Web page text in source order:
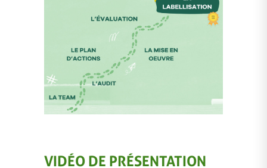
VIDÉO DE PRÉSENTATION